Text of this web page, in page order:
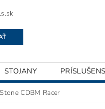
STOJANY
CDBM Racer